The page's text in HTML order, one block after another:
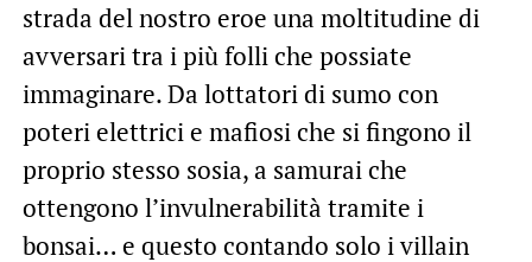
strada del nostro eroe una moltitudine di
avversari tra i più folli che possiate
immaginare. Da lottatori di sumo con
poteri elettrici e mafiosi che si fingono il
proprio stesso sosia, a samurai che
ottengono l’invulnerabilità tramite i
bonsai… e questo contando solo i villain